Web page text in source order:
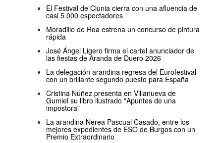
El Festival de Clunia cierra con una afluencia de
casi 5.000 espectadores
Moradillo de Roa estrena un concurso de pintura
rápida
José Ángel Ligero firma el cartel anunciador de
las fiestas de Aranda de Duero 2026
La delegación arandina regresa del Eurofestival
con un brillante segundo puesto para España
Cristina Núñez presenta en Villanueva de
Gumiel su libro ilustrado "Apuntes de una
impostora"
La arandina Nerea Pascual Casado, entre los
mejores expedientes de ESO de Burgos con un
Premio Extraordinario